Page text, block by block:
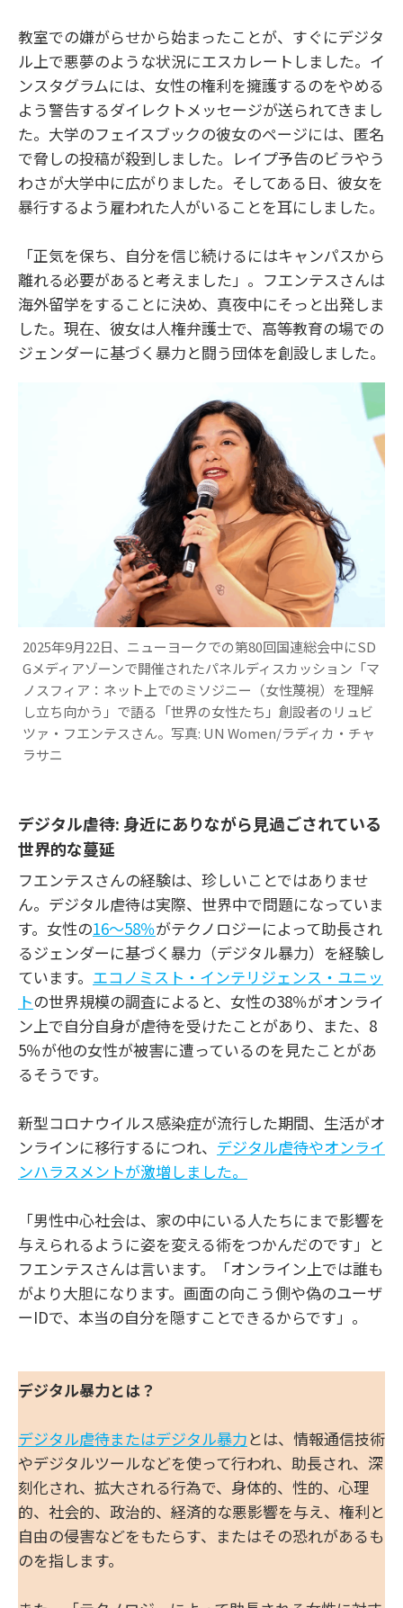
教室での嫌がらせから始まったことが、すぐにデジタ
ル上で悪夢のような状況にエスカレートしました。イ
ンスタグラムには、女性の権利を擁護するのをやめる
よう警告するダイレクトメッセージが送られてきまし
た。大学のフェイスブックの彼女のページには、匿名
で脅しの投稿が殺到しました。レイプ予告のビラやう
わさが大学中に広がりました。そしてある日、彼女を
暴行するよう雇われた人がいることを耳にしました。
「正気を保ち、自分を信じ続けるにはキャンパスから
離れる必要があると考えました」。フエンテスさんは
海外留学をすることに決め、真夜中にそっと出発しま
した。現在、彼女は人権弁護士で、高等教育の場での
ジェンダーに基づく暴力と闘う団体を創設しました。
2025年9月22日、ニューヨークでの第80回国連総会中にSD
Gメディアゾーンで開催されたパネルディスカッション「マ
ノスフィア：ネット上でのミソジニー（女性蔑視）を理解
し立ち向かう」で語る「世界の女性たち」創設者のリュビ
ツァ・フエンテスさん。写真: UN Women/ラディカ・チャ
ラサニ
デジタル虐待: 身近にありながら見過ごされている
世界的な蔓延
フエンテスさんの経験は、珍しいことではありませ
ん。デジタル虐待は実際、世界中で問題になっていま
す。女性の16～58％がテクノロジーによって助長され
るジェンダーに基づく暴力（デジタル暴力）を経験し
ています。 エコノミスト・インテリジェンス・ユニッ
トの世界規模の調査によると、女性の38％がオンライ
ン上で自分自身が虐待を受けたことがあり、また、8
5％が他の女性が被害に遭っているのを見たことがあ
るそうです。
新型コロナウイルス感染症が流行した期間、生活がオ
ンラインに移行するにつれ、 デジタル虐待やオンライ
ンハラスメントが激増しました。
「男性中心社会は、家の中にいる人たちにまで影響を
与えられるように姿を変える術をつかんだのです」と
フエンテスさんは言います。「オンライン上では誰も
がより大胆になります。画面の向こう側や偽のユーザ
ーIDで、本当の自分を隠すことできるからです」。
デジタル暴力とは？
デジタル虐待またはデジタル暴力とは、情報通信技術
やデジタルツールなどを使って行われ、助長され、深
刻化され、拡大される行為で、身体的、性的、心理
的、社会的、政治的、経済的な悪影響を与え、権利と
自由の侵害などをもたらす、またはその恐れがあるも
のを指します。